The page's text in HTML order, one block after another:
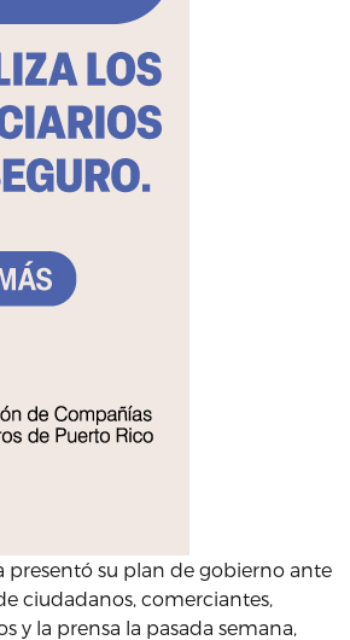
presentó su plan de gobierno ante
ciudadanos, comerciantes,
y la prensa la pasada semana,